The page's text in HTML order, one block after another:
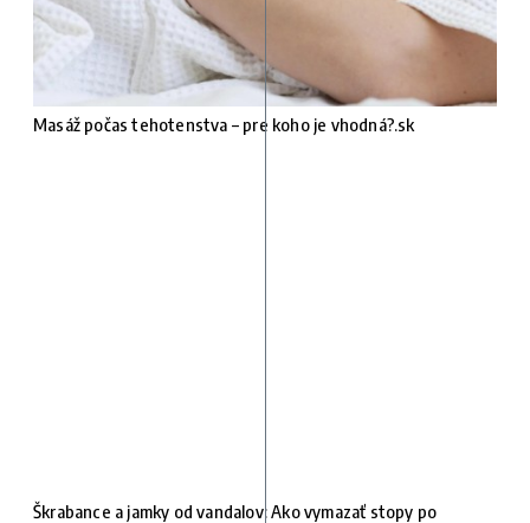
Masáž počas tehotenstva – pre koho je vhodná?.sk
Škrabance a jamky od vandalov: Ako vymazať stopy po